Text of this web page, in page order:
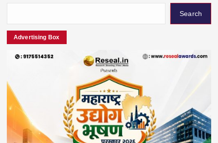
Search
Advertising Box